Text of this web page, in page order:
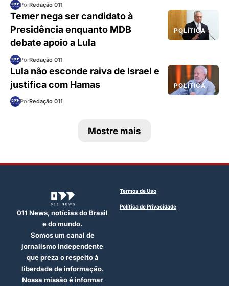
PorRedação 011
POLÍTICA
Temer nega ser candidato à
Presidência enquanto MDB
debate apoio a Lula
PorRedação 011
POLÍTICA
Lula não esconde raiva de Israel e
justifica com Hamas
PorRedação 011
Mostre mais
011 News, notícias do Brasil
e do mundo.
Somos um canal de
jornalismo independente
que preza o respeito à
liberdade de informação.
Nossa missão é informar
Termos de Uso
Política de Privacidade